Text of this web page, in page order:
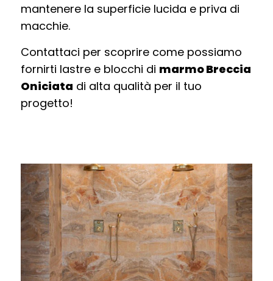
mantenere la superficie lucida e priva di
macchie.
Contattaci per scoprire come possiamo
fornirti lastre e blocchi di marmo Breccia
Oniciata di alta qualità per il tuo
progetto!